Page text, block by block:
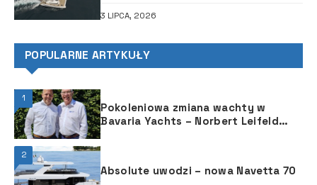
3 LIPCA, 2026
POPULARNE ARTYKUŁY
1
Pokoleniowa zmiana wachty w
Bavaria Yachts – Norbert Leifeld
2
Absolute uwodzi – nowa Navetta 70